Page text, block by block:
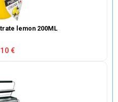
lemon 200ML
€